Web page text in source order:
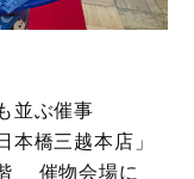
並ぶ催事
橋三越本店」
催物会場に